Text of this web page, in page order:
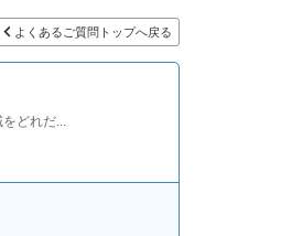
よくあるご質問トップへ戻る
どれだ...